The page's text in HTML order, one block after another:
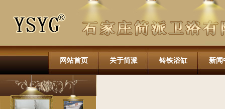
网站首页 关于简派 铸铁浴缸 新闻